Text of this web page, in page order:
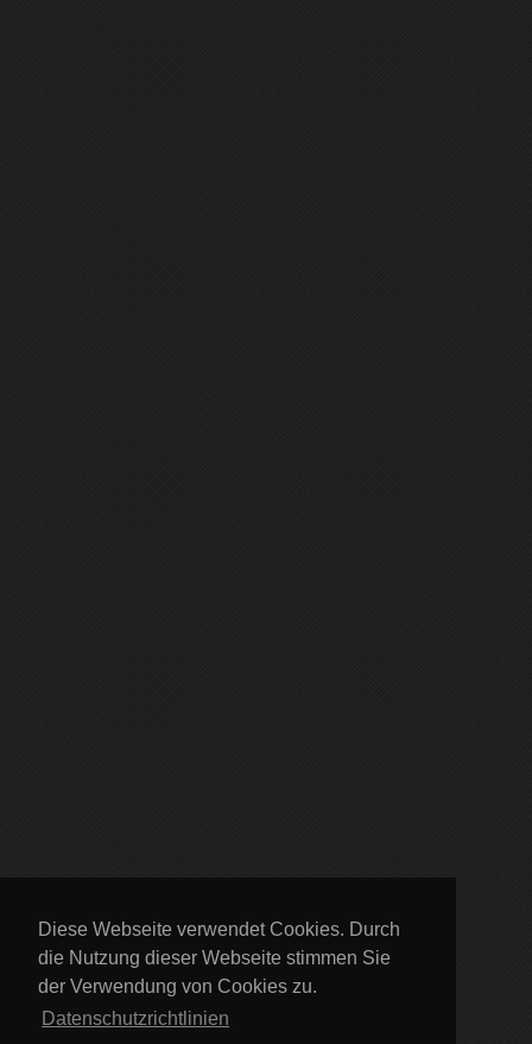
Diese Webseite verwendet Cookies. Durch
die Nutzung dieser Webseite stimmen Sie
der Verwendung von Cookies zu.
Datenschutzrichtlinien